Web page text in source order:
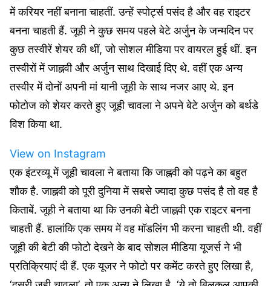
में करियर नहीं बनाना चाहतीं. उन्हें स्पोर्ट्स पसंद है और वह राइटर
बनना चाहती हैं. जूही ने कुछ समय पहले बेटे अर्जुन के जन्मदिन पर
कुछ तस्वीरें शेयर की थीं, जो सोशल मीडिया पर वायरल हुई थीं. इन
तस्वीरों में जाह्नवी और अर्जुन साथ दिखाई दिए थे. वहीं एक अन्य
तस्वीर में दोनों अपनी मां यानी जूही के साथ नजर आए थे. इन
फोटोज को शेयर करते हुए जूही चावला ने अपने बेटे अर्जुन को बर्थडे
विश किया था.
View on Instagram
एक इंटरव्यू में जूही चावला ने बताया कि जाह्नवी को पढ़ने का बहुत
शौक है. जाह्नवी को पूरी दुनिया में सबसे ज्यादा कुछ पसंद है तो वह है
किताबें. जूही ने बताया था कि उनकी बेटी जाह्नवी एक राइटर बनना
चाहती हैं. हालांकि एक समय में वह मॉडलिंग भी करना चाहती थी. वहीं
जूही की बेटी की फोटो देखने के बाद सोशल मीडिया यूजर्स ने भी
प्रतिक्रियाएं दी हैं. एक यूजर ने फोटो पर कमेंट करते हुए लिखा है,